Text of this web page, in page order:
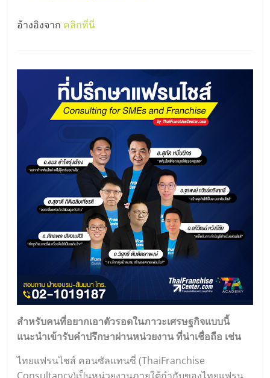
อ้างอิงจาก คลิกที่นี่
สำหรับคนที่อยากเอาตัวรอดในภาวะเศรษฐกิจแบบนี้
แนะนำเข้ารับคำปรึกษาผ่านหน่วยงาน ที่น่าเชื่อถือ เช่น
ไทยแฟรนไชส์ คอนซัลแทนซี่ (ThaiFranchise